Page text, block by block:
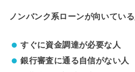
ノンバンク系ローンが向いている
すぐに資金調達が必要な人
銀行審査に通る自信がない人